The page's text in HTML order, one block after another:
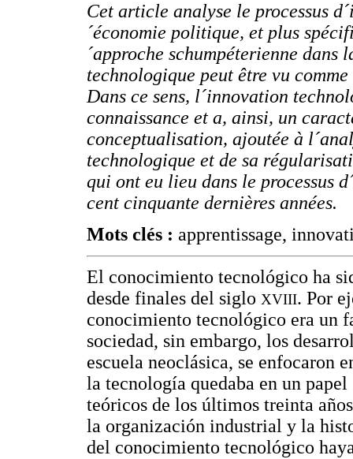
Cet article analyse le processus
´économie politique, et plus
´approche schumpéterienne dans
technologique peut être vu
Dans ce sens, l´innovation
connaissance et a, ainsi, un
conceptualisation, ajoutée à
technologique et de sa
qui ont eu lieu dans le processus
cent cinquante dernières années.
Mots clés : apprentissage,
El conocimiento tecnológico ha
desde finales del siglo XVIII. Por
conocimiento tecnológico era un
sociedad, sin embargo, los
escuela neoclásica, se enfocaron
la tecnología quedaba en un
teóricos de los últimos treinta
la organización industrial y la
del conocimiento tecnológico